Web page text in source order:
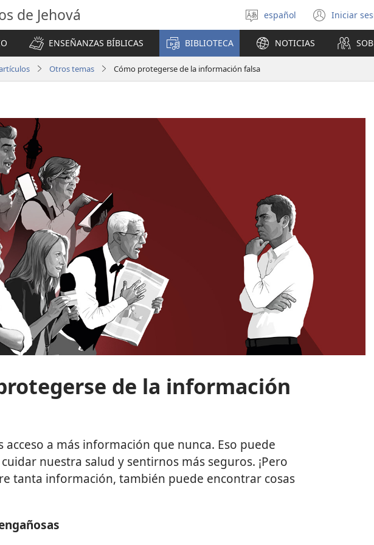
de Jehová
Seleccionar
idioma
español Iniciar(abre
una
nueva
ENSEÑANZAS BÍBLICAS BIBLIOTECA NOTICIAS
Otros temas Cómo protegerse de la información falsa
de la información
acceso a más información que nunca. Eso puede
nuestra salud y sentirnos más seguros. ¡Pero
tanta información, también puede encontrar cosas